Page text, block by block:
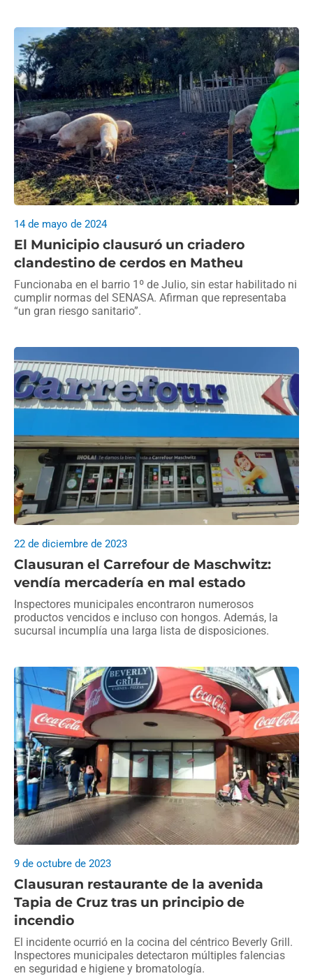
El Municipio clausuró un criadero
clandestino de cerdos en Matheu
14 de mayo de 2024
Funcionaba en el barrio 1º de Julio, sin estar habilitado ni
cumplir normas del SENASA. Afirman que representaba
“un gran riesgo sanitario”.
Clausuran el Carrefour de Maschwitz:
vendía mercadería en mal estado
22 de diciembre de 2023
Inspectores municipales encontraron numerosos
productos vencidos e incluso con hongos. Además, la
sucursal incumplía una larga lista de disposiciones.
Clausuran restaurante de la avenida
Tapia de Cruz tras un principio de
incendio
9 de octubre de 2023
El incidente ocurrió en la cocina del céntrico Beverly Grill.
Inspectores municipales detectaron múltiples falencias
en seguridad e higiene y bromatología.